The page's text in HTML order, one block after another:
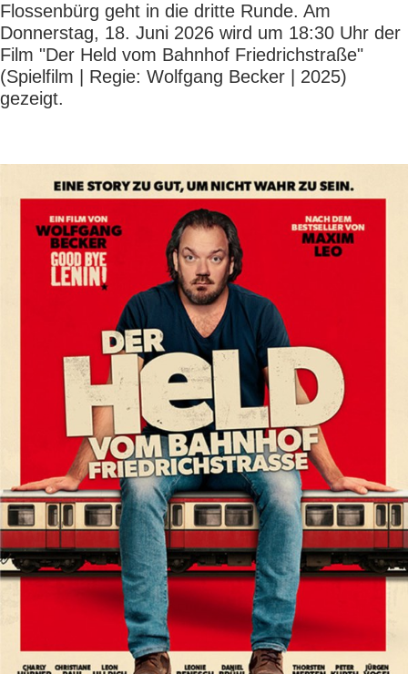
Flossenbürg geht in die dritte Runde. Am
Donnerstag, 18. Juni 2026 wird um 18:30 Uhr der
Film "Der Held vom Bahnhof Friedrichstraße"
(Spielfilm | Regie: Wolfgang Becker | 2025)
gezeigt.